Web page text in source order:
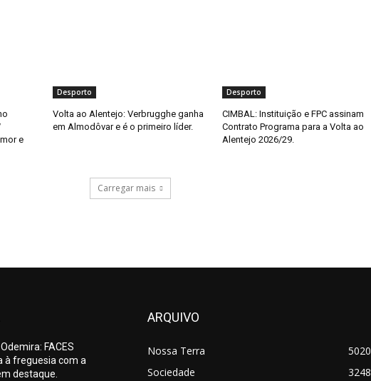
e
Desporto
Volta ao Alentejo: Verbrugghe ganha
em Almodôvar e é o primeiro líder.
Desporto
CIMBAL: Instituição e FPC assinam
Contrato Programa para a Volta ao
Alentejo 2026/29.
Carregar mais
FACES
à freguesia com a
destaque.
ARQUIVO
Nossa Terra
5020
Sociedade
3248